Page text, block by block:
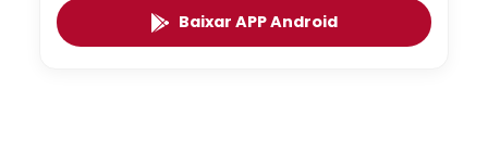
Baixar APP Android